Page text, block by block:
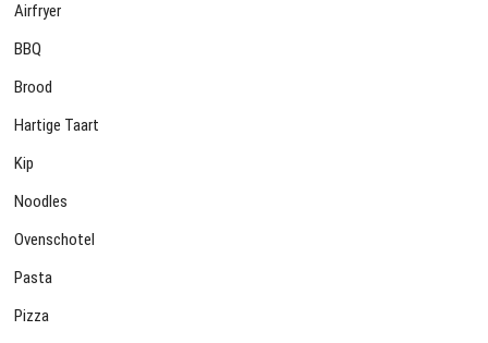
Airfryer
BBQ
Brood
Hartige Taart
Kip
Noodles
Ovenschotel
Pasta
Pizza